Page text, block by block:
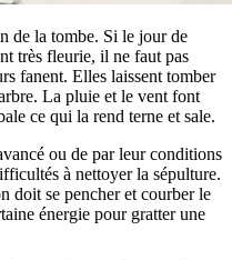
de la tombe. Si le jour de
très fleurie, il ne faut pas
fanent. Elles laissent tomber
La pluie et le vent font
ce qui la rend terne et sale.
ou de par leur conditions
à nettoyer la sépulture.
doit se pencher et courber le
énergie pour gratter une